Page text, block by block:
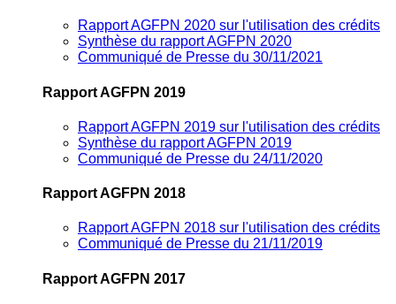
Rapport AGFPN 2020 sur l'utilisation des crédits
Synthèse du rapport AGFPN 2020
Communiqué de Presse du 30/11/2021
Rapport AGFPN 2019
Rapport AGFPN 2019 sur l'utilisation des crédits
Synthèse du rapport AGFPN 2019
Communiqué de Presse du 24/11/2020
Rapport AGFPN 2018
Rapport AGFPN 2018 sur l'utilisation des crédits
Communiqué de Presse du 21/11/2019
Rapport AGFPN 2017